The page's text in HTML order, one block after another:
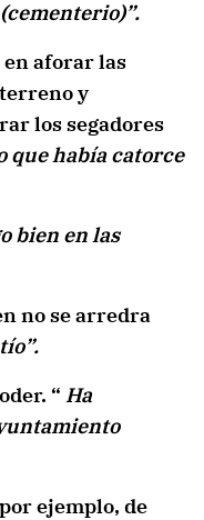
en aforar las
y
los segadores
que había catorce
bien en las
no se arredra
“ Ha
ejemplo, de